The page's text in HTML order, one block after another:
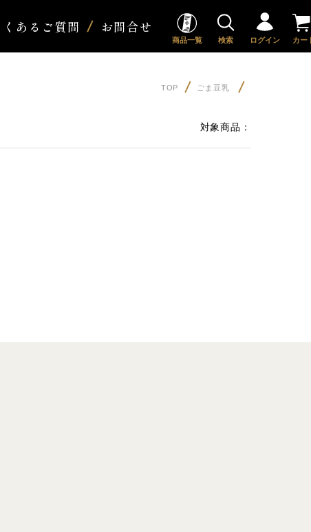
くあるご質問 お問合せ
商品一覧 検索 ログイン カー
TOP ごま豆乳
対象商品：